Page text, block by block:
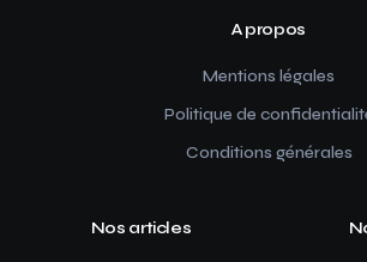
A propos
Mentions légales
Politique de
Conditions générales
Nos articles